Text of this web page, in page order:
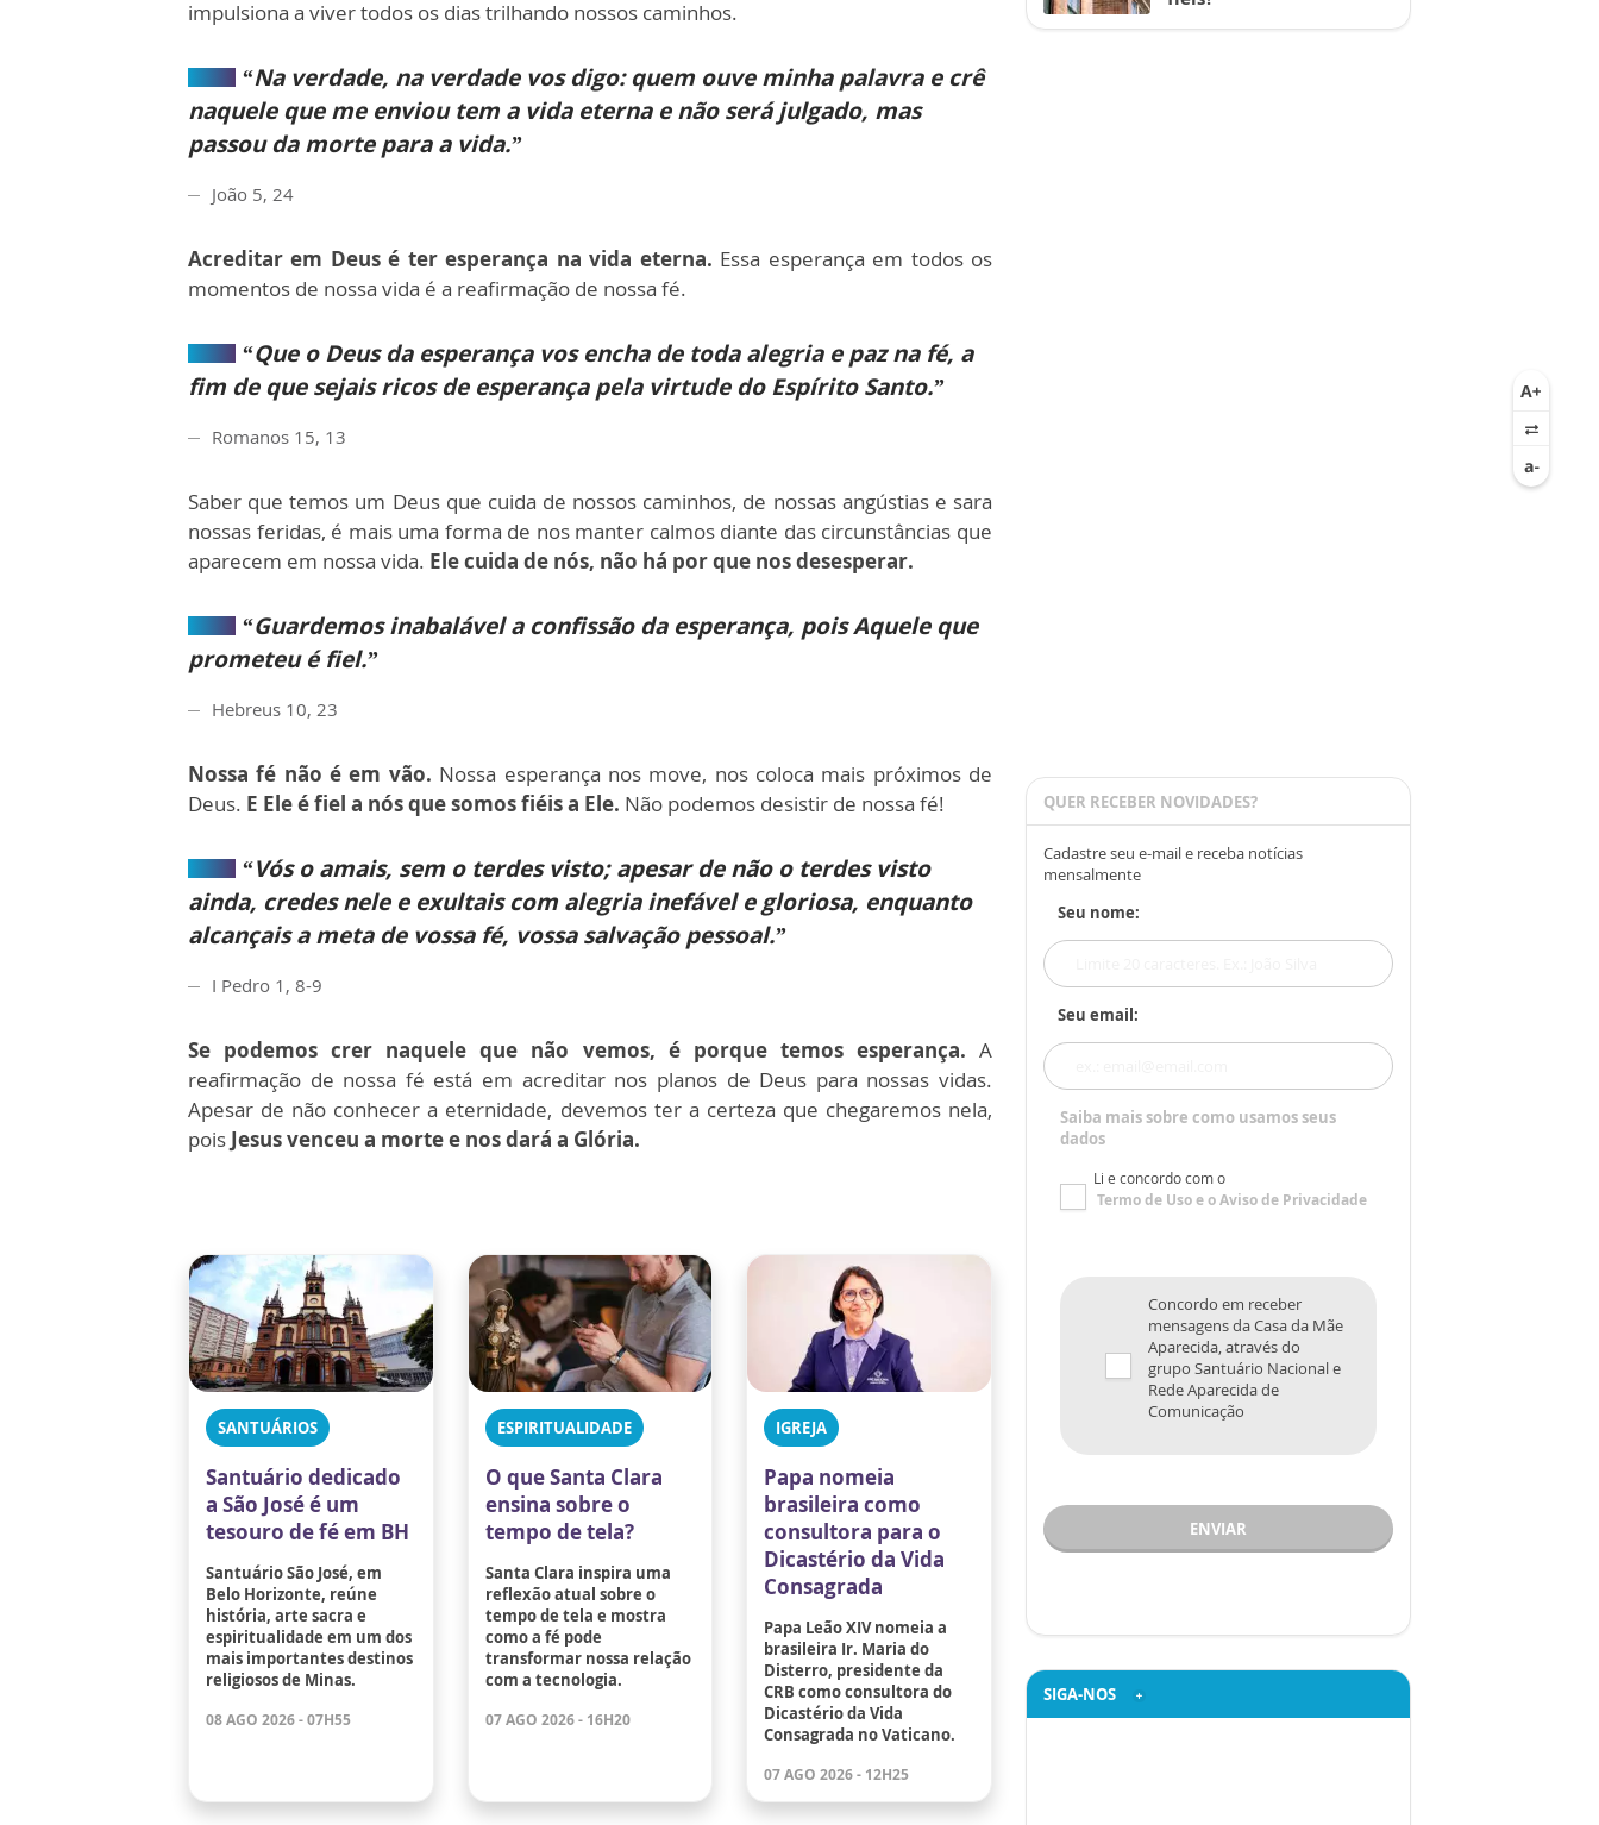
impulsiona a viver todos os dias trilhando nossos caminhos.
“Na verdade, na verdade vos digo: quem ouve minha palavra e crê
naquele que me enviou tem a vida eterna e não será julgado, mas
passou da morte para a vida.”
João 5, 24
Acreditar em Deus é ter esperança na vida eterna. Essa esperança em todos os
momentos de nossa vida é a reafirmação de nossa fé.
“Que o Deus da esperança vos encha de toda alegria e paz na fé, a
fim de que sejais ricos de esperança pela virtude do Espírito Santo.”
Romanos 15, 13
Saber que temos um Deus que cuida de nossos caminhos, de nossas angústias e sara
nossas feridas, é mais uma forma de nos manter calmos diante das circunstâncias que
aparecem em nossa vida. Ele cuida de nós, não há por que nos desesperar.
“Guardemos inabalável a confissão da esperança, pois Aquele que
prometeu é fiel.”
Hebreus 10, 23
Nossa fé não é em vão. Nossa esperança nos move, nos coloca mais próximos de
Deus. E Ele é fiel a nós que somos fiéis a Ele. Não podemos desistir de nossa fé!
“Vós o amais, sem o terdes visto; apesar de não o terdes visto
ainda, credes nele e exultais com alegria inefável e gloriosa, enquanto
alcançais a meta de vossa fé, vossa salvação pessoal.”
I Pedro 1, 8-9
Se podemos crer naquele que não vemos, é porque temos esperança. A
reafirmação de nossa fé está em acreditar nos planos de Deus para nossas vidas.
Apesar de não conhecer a eternidade, devemos ter a certeza que chegaremos nela,
pois Jesus venceu a morte e nos dará a Glória.
SANTUÁRIOS
Santuário dedicado
a São José é um
tesouro de fé em BH
Santuário São José, em
Belo Horizonte, reúne
história, arte sacra e
espiritualidade em um dos
mais importantes destinos
religiosos de Minas.
08 AGO 2026 - 07H55
ESPIRITUALIDADE
O que Santa Clara
ensina sobre o
tempo de tela?
Santa Clara inspira uma
reflexão atual sobre o
tempo de tela e mostra
como a fé pode
transformar nossa relação
com a tecnologia.
07 AGO 2026 - 16H20
IGREJA
Papa nomeia
brasileira como
consultora para o
Dicastério da Vida
Consagrada
Papa Leão XIV nomeia a
brasileira Ir. Maria do
Disterro, presidente da
CRB como consultora do
Dicastério da Vida
Consagrada no Vaticano.
07 AGO 2026 - 12H25
QUER RECEBER NOVIDADES?
Cadastre seu e-mail e receba notícias
mensalmente
Seu nome:
Seu email:
Saiba mais sobre como usamos seus
dados
Li e concordo com o
Termo de Usoe oAviso de Privacidade
Concordo em receber
mensagens da Casa da Mãe
Aparecida, através do
grupo Santuário Nacional e
Rede Aparecida de
Comunicação
ENVIAR
SIGA-NOS